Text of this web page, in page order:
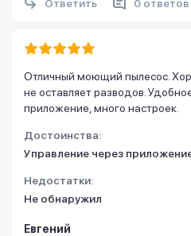
Ответить 0 ответов
Отличный моющий пылесос.
не оставляет разводов.
приложение, много настроек.
Достоинства:
Управление через
Недостатки:
Не обнаружил
Евгений